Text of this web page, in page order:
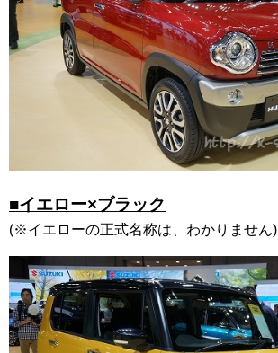
■イエロー×ブラック
(※イエローの正式名称は、わかりません)